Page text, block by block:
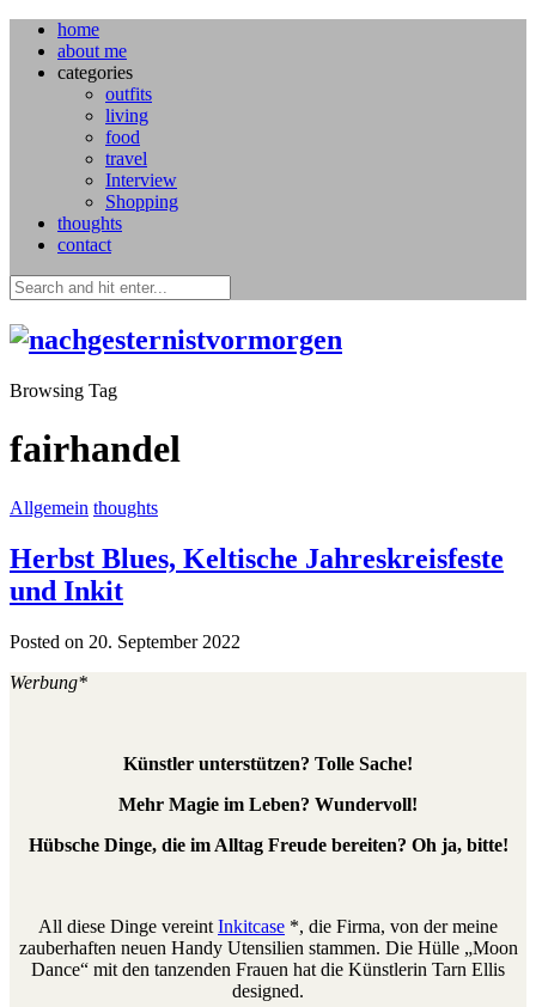
home
about me
categories
outfits
living
food
travel
Interview
Shopping
thoughts
contact
Browsing Tag
fairhandel
Allgemein thoughts
Herbst Blues, Keltische Jahreskreisfeste
und Inkit
Posted on 20. September 2022
Werbung*
Künstler unterstützen? Tolle Sache!
Mehr Magie im Leben? Wundervoll!
Hübsche Dinge, die im Alltag Freude bereiten? Oh ja, bitte!
All diese Dinge vereint Inkitcase *, die Firma, von der meine
zauberhaften neuen Handy Utensilien stammen. Die Hülle „Moon
Dance“ mit den tanzenden Frauen hat die Künstlerin Tarn Ellis
designed.